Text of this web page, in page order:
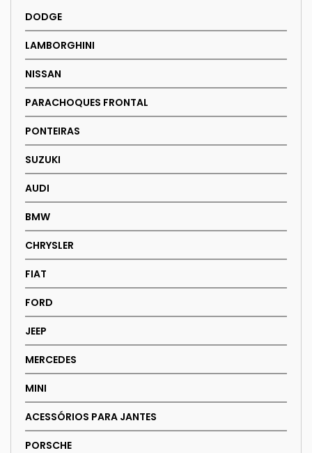
DODGE
LAMBORGHINI
NISSAN
PARACHOQUES FRONTAL
PONTEIRAS
SUZUKI
AUDI
BMW
CHRYSLER
FIAT
FORD
JEEP
MERCEDES
MINI
ACESSÓRIOS PARA JANTES
PORSCHE